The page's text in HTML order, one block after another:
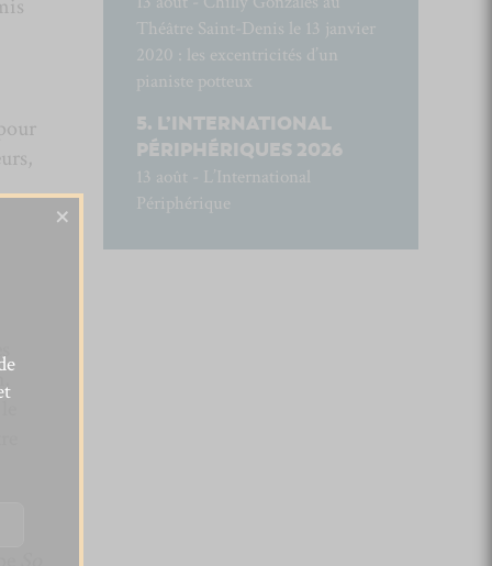
Théâtre Saint-Denis le 13 janvier
2020 : les excentricités d’un
pianiste potteux
L’INTERNATIONAL
PÉRIPHÉRIQUES 2026
13 août - L’International
Périphérique
×